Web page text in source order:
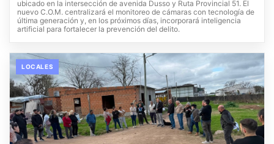
ubicado en la intersección de avenida Dusso y Ruta Provincial 51. El
nuevo C.O.M. centralizará el monitoreo de cámaras con tecnología de
última generación y, en los próximos días, incorporará inteligencia
artificial para fortalecer la prevención del delito.
LOCALES